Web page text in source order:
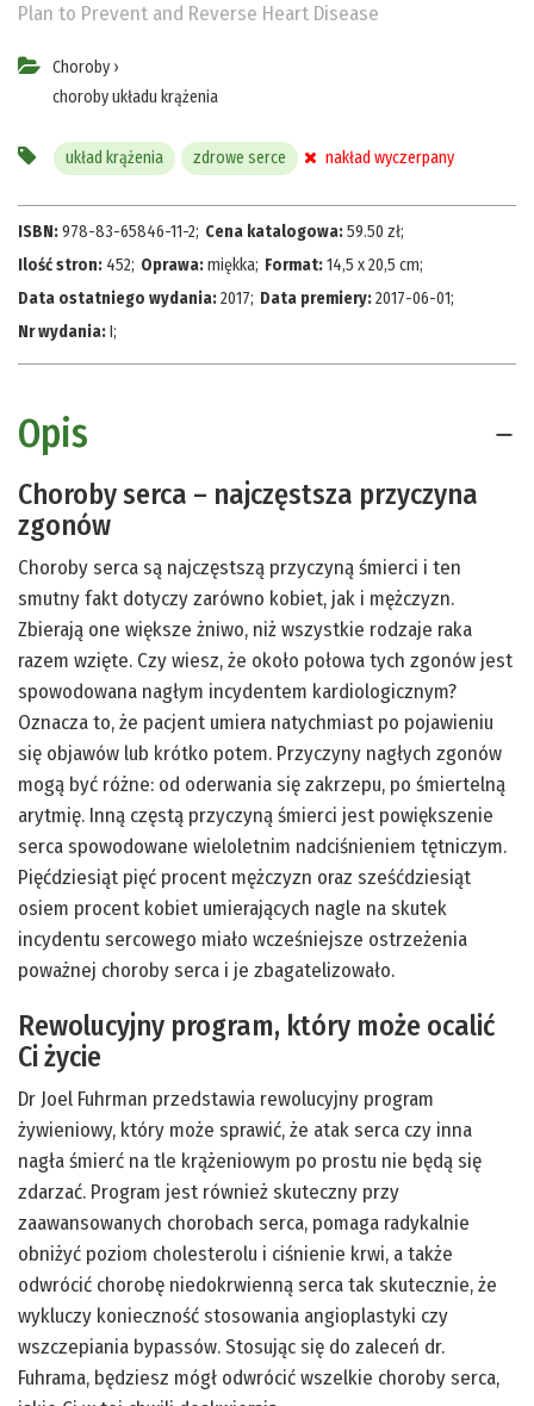
Plan to Prevent and Reverse Heart Disease
Choroby ›
choroby układu krążenia
układ krążenia zdrowe serce nakład wyczerpany
ISBN:978-83-65846-11-2; Cena katalogowa:59.50 zł;
Ilość stron: 452; Oprawa:miękka; Format:14,5 x 20,5 cm;
Data ostatniego wydania:2017; Data premiery:2017-06-01;
Nr wydania:I;
Opis
Choroby serca – najczęstsza przyczyna
zgonów
Choroby serca są najczęstszą przyczyną śmierci i ten
smutny fakt dotyczy zarówno kobiet, jak i mężczyzn.
Zbierają one większe żniwo, niż wszystkie rodzaje raka
razem wzięte. Czy wiesz, że około połowa tych zgonów jest
spowodowana nagłym incydentem kardiologicznym?
Oznacza to, że pacjent umiera natychmiast po pojawieniu
się objawów lub krótko potem. Przyczyny nagłych zgonów
mogą być różne: od oderwania się zakrzepu, po śmiertelną
arytmię. Inną częstą przyczyną śmierci jest powiększenie
serca spowodowane wieloletnim nadciśnieniem tętniczym.
Pięćdziesiąt pięć procent mężczyzn oraz sześćdziesiąt
osiem procent kobiet umierających nagle na skutek
incydentu sercowego miało wcześniejsze ostrzeżenia
poważnej choroby serca i je zbagatelizowało.
Rewolucyjny program, który może ocalić
Ci życie
Dr Joel Fuhrman przedstawia rewolucyjny program
żywieniowy, który może sprawić, że atak serca czy inna
nagła śmierć na tle krążeniowym po prostu nie będą się
zdarzać. Program jest również skuteczny przy
zaawansowanych chorobach serca, pomaga radykalnie
obniżyć poziom cholesterolu i ciśnienie krwi, a także
odwrócić chorobę niedokrwienną serca tak skutecznie, że
wykluczy konieczność stosowania angioplastyki czy
wszczepiania bypassów. Stosując się do zaleceń dr.
Fuhrama, będziesz mógł odwrócić wszelkie choroby serca,